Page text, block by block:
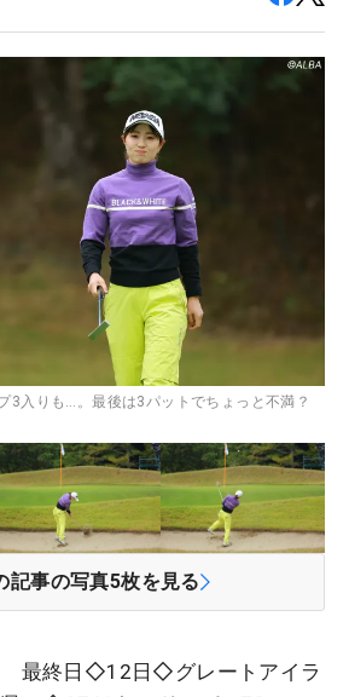
3入りも…。最後は3パットでちょっと不満？
記事の写真5枚を見る
最終日◇12日◇グレートアイラ